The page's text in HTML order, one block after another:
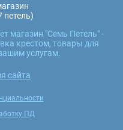
петель)
магазин "Семь Петель" -
крестом, товары для
услугам.
сайта
ПД